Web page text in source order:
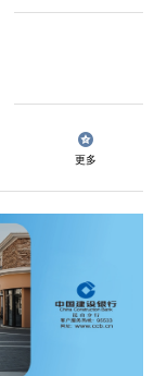
更多